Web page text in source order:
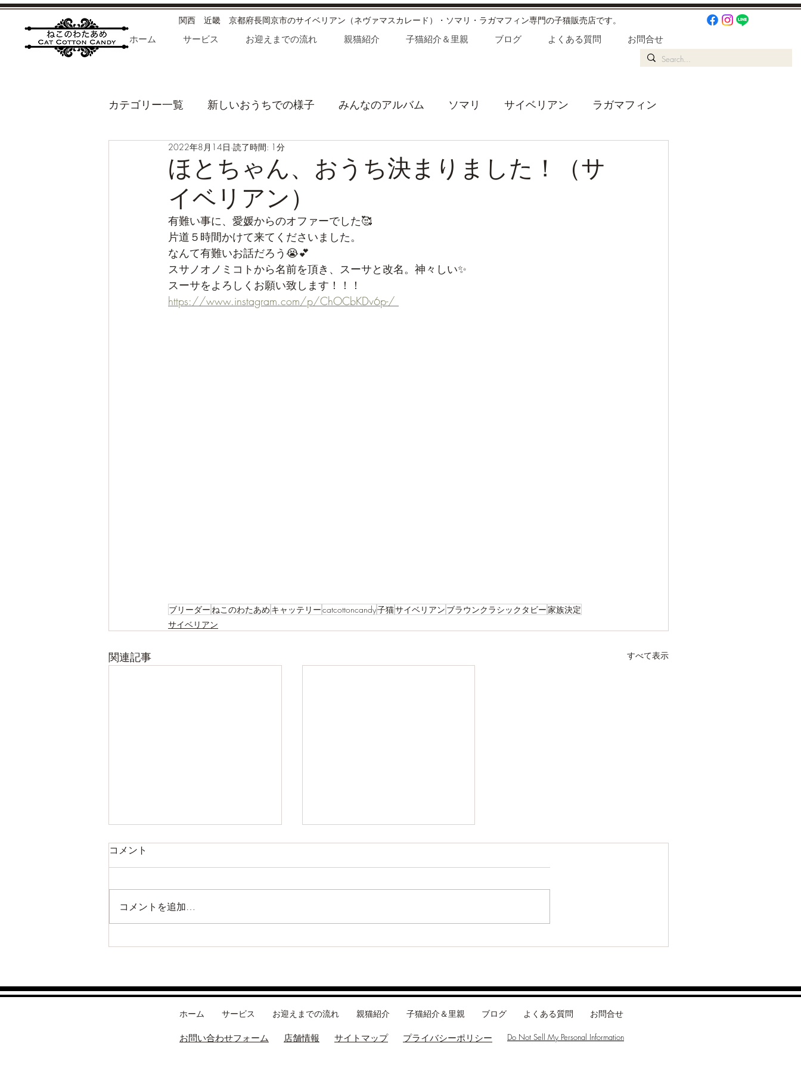
​関西 近畿 京都府長岡京市のサイベリアン（ネヴァマスカレード）・ソマリ・ラガマフィン専門の子猫販売店です。
ホーム
サービス お迎えまでの流れ 親猫紹介 子猫紹介＆里親 ブログ よくある質問 お問合せ
カテゴリー一覧 新しいおうちでの様子 みんなのアルバム ソマリ サイベリアン ラガマフィン
衛生・健康・病気etc 我が家の日常
ほとちゃん、おうち決まりました！（サ
イベリアン）
2022年8月14日 読了時間: 1分
有難い事に、愛媛からのオファーでした🥰
片道５時間かけて来てくださいました。
なんて有難いお話だろう😭💕
スサノオノミコトから名前を頂き、スーサと改名。神々しい✨
スーサをよろしくお願い致します！！！
https://www.instagram.com/p/ChOCbKDv6p-/
ブリーダー ねこのわたあめ キャッテリーcatcottoncandy子猫サイベリアン ブラウンクラシックタビー家族決定
サイベリアン
関連記事 すべて表示
コメント
コメントを追加…
ホーム サービス お迎えまでの流れ 親猫紹介 子猫紹介＆里親 ブログ よくある質問 お問合せ
お問い合わせフォーム 店舗情報 ​サイトマップ プライバシーポリシー Do Not Sell My Personal Information